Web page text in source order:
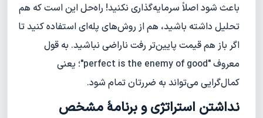
باعث شود اصلاً سرمایه‌گذاری نکنید! راه‌حل این است که هم
تحلیل داشته باشید، هم از روش‌های پله‌ای استفاده کنید تا
اگر باز هم قیمت پایین‌تر رفت ناراضی نباشید. به قول
معروف "perfect is the enemy of good"؛ یعنی
کمال‌گرایی می‌تواند به ضررتان تمام شود.
نداشتن استراتژی و برنامهٔ مشخص